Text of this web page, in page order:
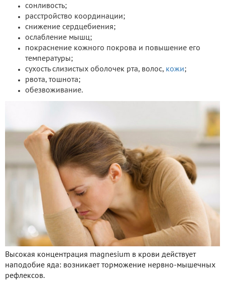
сонливость;
расстройство координации;
снижение сердцебиения;
ослабление мышц;
покраснение кожного покрова и повышение его
температуры;
сухость слизистых оболочек рта, волос, кожи;
рвота, тошнота;
обезвоживание.
Высокая концентрация magnesium в крови действует
наподобие яда: возникает торможение нервно-мышечных
рефлексов.